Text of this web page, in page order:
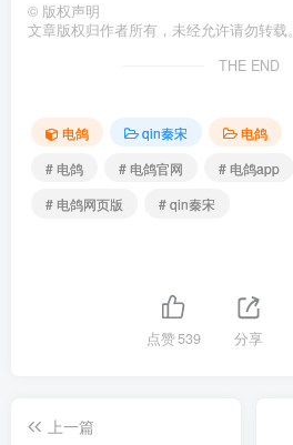
© 版权声明
文章版权归作者所有，未经允许请勿转载。
THE END
电鸽 qin秦宋
电鸽
# 电鸽
# 电鸽官网 # 电鸽app
# 电鸽网页版
# qin秦宋
点赞539 分享
上一篇